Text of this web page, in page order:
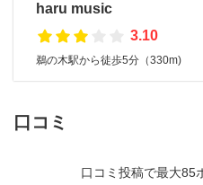
haru music
3.10
鵜の木駅から徒歩5分（330m)
口コミ
口コミ投稿で最大85